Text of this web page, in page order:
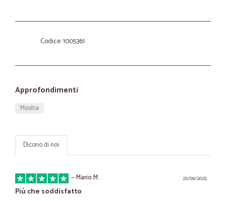
Codice: 1005361
Approfondimenti
Mostra
Dicono di noi
25/06/2025
—Mario M.
Più che soddisfatto